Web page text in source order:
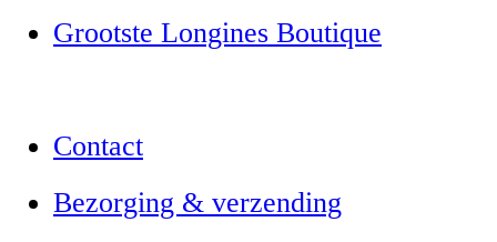
Grootste Longines Boutique
Contact
Bezorging & verzending